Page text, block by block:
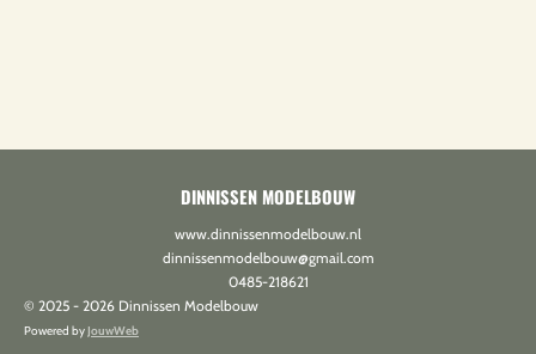
DINNISSEN MODELBOUW
www.dinnissenmodelbouw.nl
dinnissenmodelbouw@gmail.com
0485-218621
© 2025 - 2026 Dinnissen Modelbouw
Powered by JouwWeb